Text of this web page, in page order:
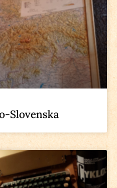
Slovenska